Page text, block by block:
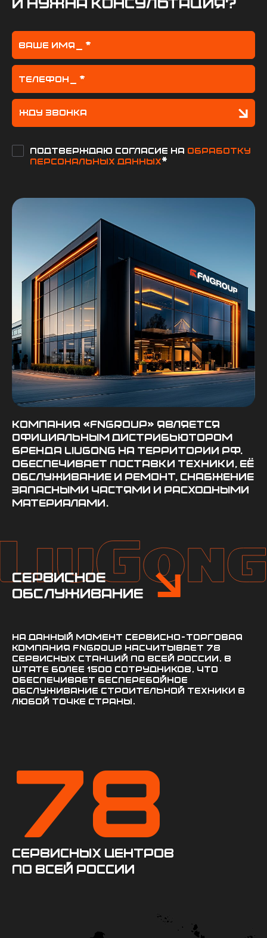
и нужна консультация?
Подтверждаю согласие на обработку
персональных данных*
Компания «FNGROUP» является
официальным дистрибьютором
бренда LiuGong на территории РФ.
Обеспечивает поставки техники, её
обслуживание и ремонт, снабжение
запасными частями и расходными
материалами.
сервисное
обслуживание
На данный момент сервисно-торговая
компания FNGROUP насчитывает 78
сервисных станций по всей России. В
штате более 1500 сотрудников, что
обеспечивает бесперебойное
обслуживание строительной техники в
любой точке страны.
78
сервисных центров
по всей России